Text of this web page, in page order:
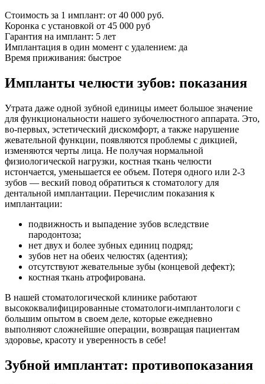
Стоимость за 1 имплант: от 40 000 руб.
Коронка с установкой от 45 000 руб
Гарантия на имплант: 5 лет
Имплантация в один момент с удалением: да
Время приживания: быстрое
Импланты челюсти зубов: показания
Утрата даже одной зубной единицы имеет большое значение
для функциональности нашего зубочелюстного аппарата. Это,
во-первых, эстетический дискомфорт, а также нарушение
жевательной функции, появляются проблемы с дикцией,
изменяются черты лица. Не получая нормальной
физиологической нагрузки, костная ткань челюсти
истончается, уменьшается ее объем. Потеря одного или 2-3
зубов — веский повод обратиться к стоматологу для
дентальной имплантации. Перечислим показания к
имплантации:
подвижность и выпадение зубов вследствие
пародонтоза;
нет двух и более зубных единиц подряд;
зубов нет на обеих челюстях (адентия);
отсутствуют жевательные зубы (концевой дефект);
костная ткань атрофирована.
В нашей стоматологической клинике работают
высококвалифицированные стоматологи-имплантологи с
большим опытом в своем деле, которые ежедневно
выполняют сложнейшие операции, возвращая пациентам
здоровье, красоту и уверенность в себе!
Зубной имплантат: противопоказания